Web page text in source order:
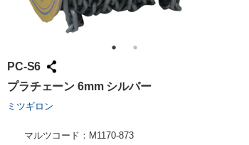
PC-S6
プラチェーン 6mm シルバー
ミツギロン
マルツコード： M1170-873